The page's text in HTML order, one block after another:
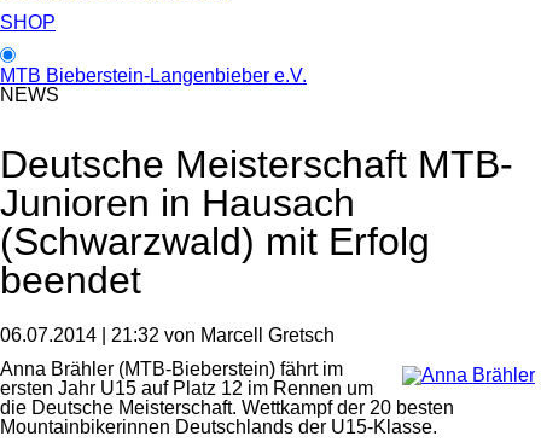
SHOP
MTB Bieberstein-Langenbieber e.V.
NEWS
Deutsche Meisterschaft MTB-
Junioren in Hausach
(Schwarzwald) mit Erfolg
beendet
06.07.2014 | 21:32 von Marcell Gretsch
Anna Brähler (MTB-Bieberstein) fährt im
ersten Jahr U15 auf Platz 12 im Rennen um
die Deutsche Meisterschaft. Wettkampf der 20 besten
Mountainbikerinnen Deutschlands der U15-Klasse.